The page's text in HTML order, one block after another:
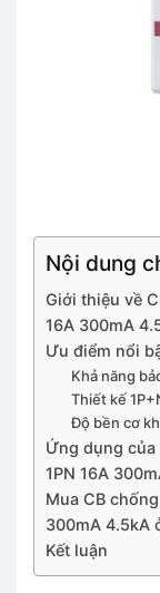
Nội dung
Giới thiệu về
16A 300mA
Ưu điểm nổi
Khả năng
Thiết kế
Độ bền cơ
Ứng dụng của
1PN 16A
Mua CB
300mA 4.5kA
Kết luận